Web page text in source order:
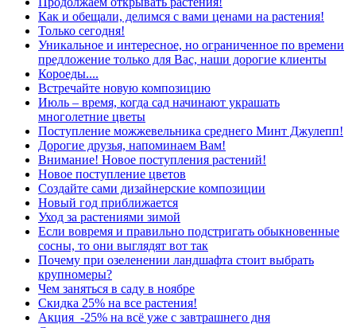
Как и обещали, делимся с вами ценами на растения!
Только сегодня!
Уникальное и интересное, но ограниченное по времени
предложение только для Вас, наши дорогие клиенты
Короеды....
Встречайте новую композицию
Июль – время, когда сад начинают украшать
многолетние цветы
Поступление можжевельника среднего Минт Джулепп!
Дорогие друзья, напоминаем Вам!
Внимание! Новое поступления растений!
Новое поступление цветов
Создайте сами дизайнерские композиции
Новый год приближается
Уход за растениями зимой
Если вовремя и правильно подстригать обыкновенные
сосны, то они выглядят вот так
Почему при озеленении ландшафта стоит выбрать
крупномеры?
Чем заняться в саду в ноябре
Скидка 25% на все растения!
Акция -25% на всё уже с завтрашнего дня